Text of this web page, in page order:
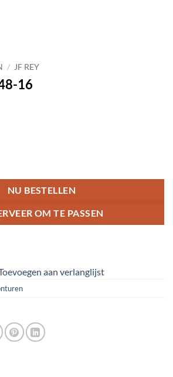
/ JF REY
16
NU BESTELLEN
OM TE PASSEN
aan verlanglijst